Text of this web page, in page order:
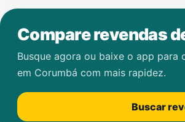
Compare revendas
Busque agora ou baixe o app
em Corumbá com mais rapidez.
Buscar